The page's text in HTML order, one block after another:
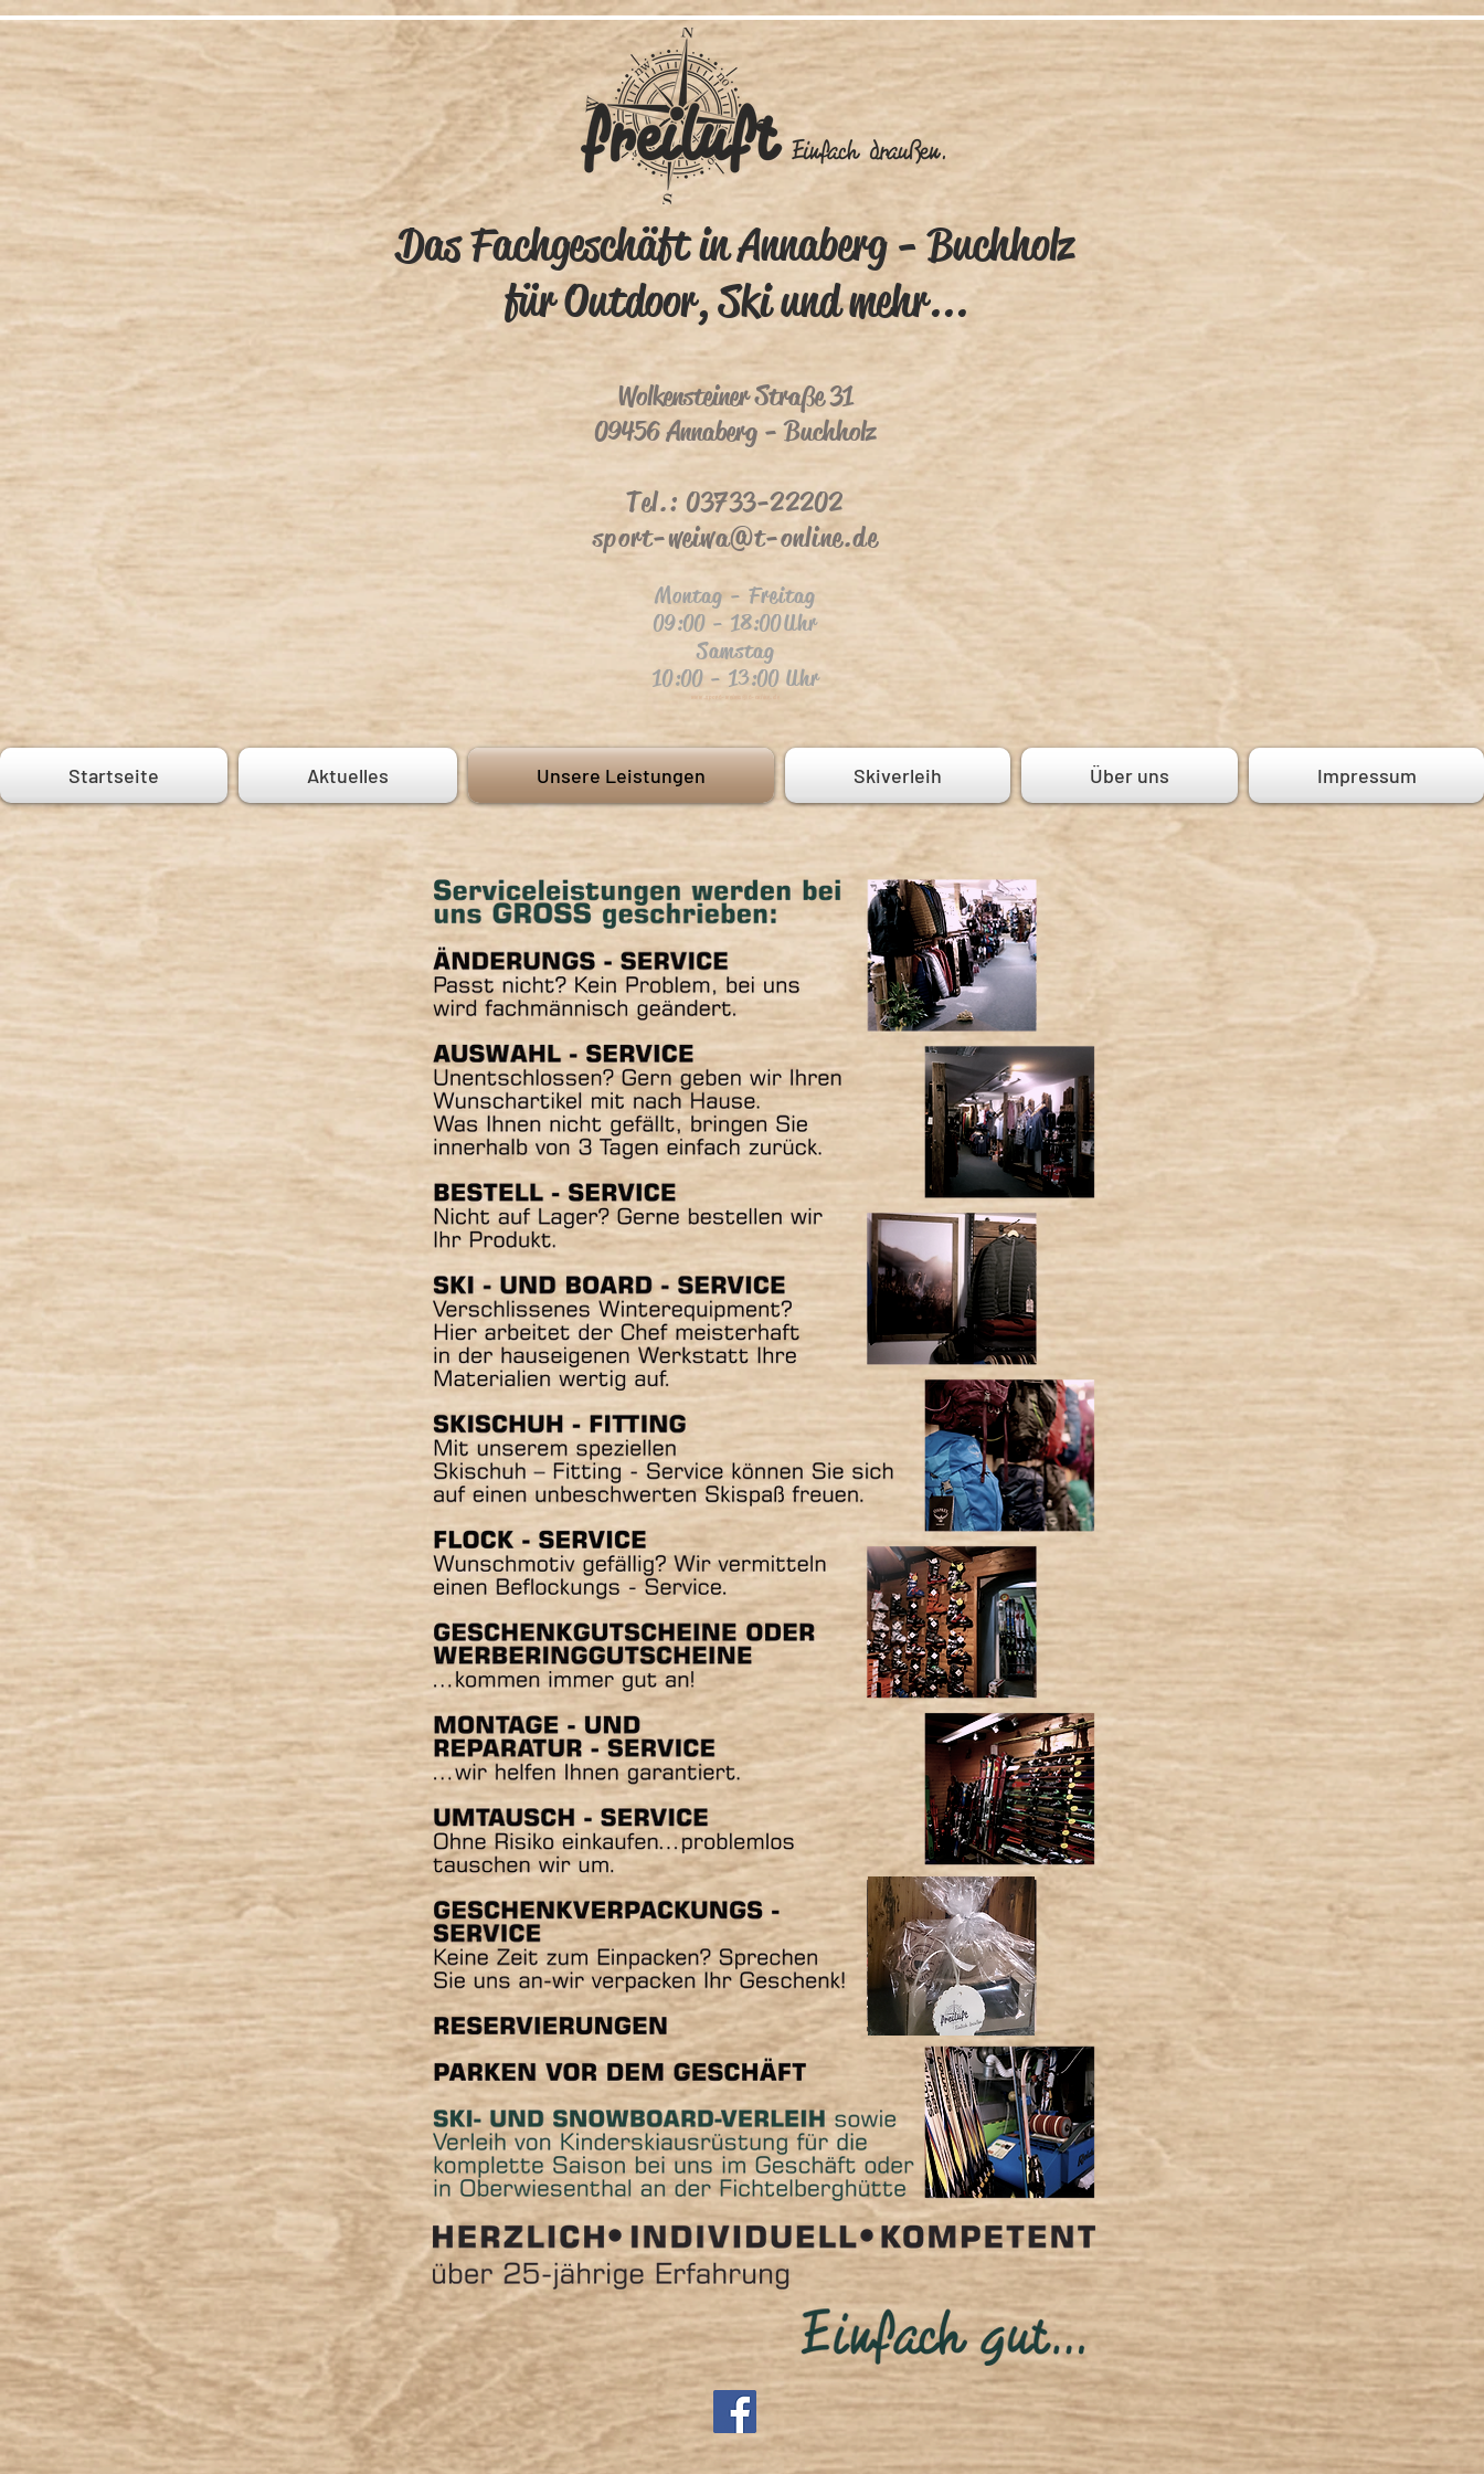
Das Fachgeschäft in Annaberg - Buchholz
für Outdoor, Ski und mehr...
Wolkensteiner Straße 31
09456 Annaberg - Buchholz
Tel.: 03733-22202
sport-weiwa@t-online.de
Montag - Freitag
09:00 - 18:00Uhr
Samstag
10:00 - 13:00 Uhr
www.sport weiwa@t-online.de
Startseite Aktuelles Unsere Leistungen Skiverleih Über uns Impressum